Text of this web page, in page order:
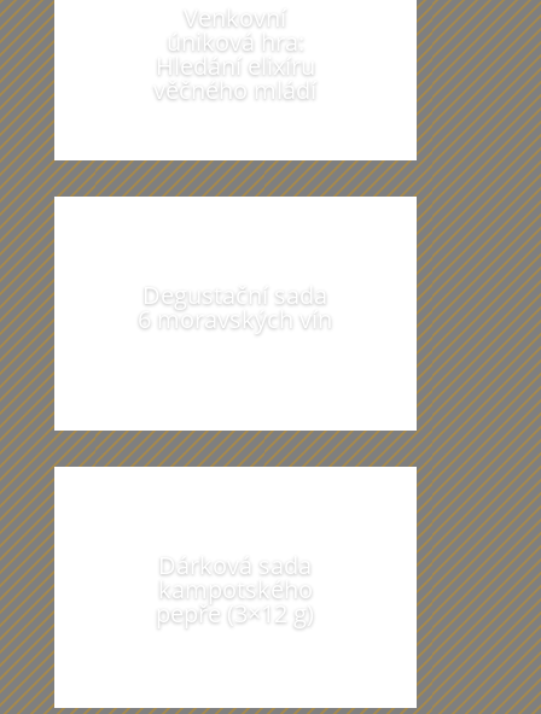
Venkovní
úniková hra:
Hledání elixíru
věčného mládí
Degustační sada
6 moravských vín
Dárková sada
kampotského
pepře (3×12 g)